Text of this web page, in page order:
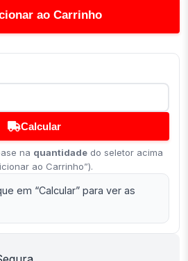
ao Carrinho
Calcular
na quantidade do seletor acima
ao Carrinho”).
em “Calcular” para ver as